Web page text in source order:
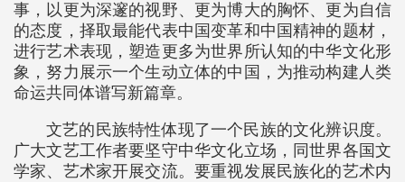
事，以更为深邃的视野、更为博大的胸怀、更为自信
的态度，择取最能代表中国变革和中国精神的题材，
进行艺术表现，塑造更多为世界所认知的中华文化形
象，努力展示一个生动立体的中国，为推动构建人类
命运共同体谱写新篇章。
文艺的民族特性体现了一个民族的文化辨识度。
广大文艺工作者要坚守中华文化立场，同世界各国文
学家、艺术家开展交流。要重视发展民族化的艺术内